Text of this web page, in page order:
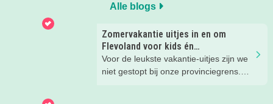
Alle blogs
Zomervakantie uitjes in en om
Flevoland voor kids én
(groot)ouders.
Voor de leukste vakantie-uitjes zijn we
niet gestopt bij onze provinciegrens.